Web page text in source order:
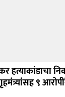
हत्याकांडाचा
९